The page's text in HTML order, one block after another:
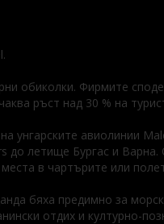
обиколки. Фирмите
ръст над 30 % на
унгарските авиолинии
летище Бургас и Варна.
в чартърите или
бяха предимно за
отдих и културно-